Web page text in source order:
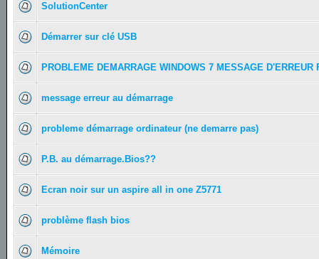
SolutionCenter
Démarrer sur clé USB
PROBLEME DEMARRAGE WINDOWS 7 MESSAGE D'ERREUR
message erreur au démarrage
probleme démarrage ordinateur (ne demarre pas)
P.B. au démarrage.Bios??
Ecran noir sur un aspire all in one Z5771
problème flash bios
Mémoire